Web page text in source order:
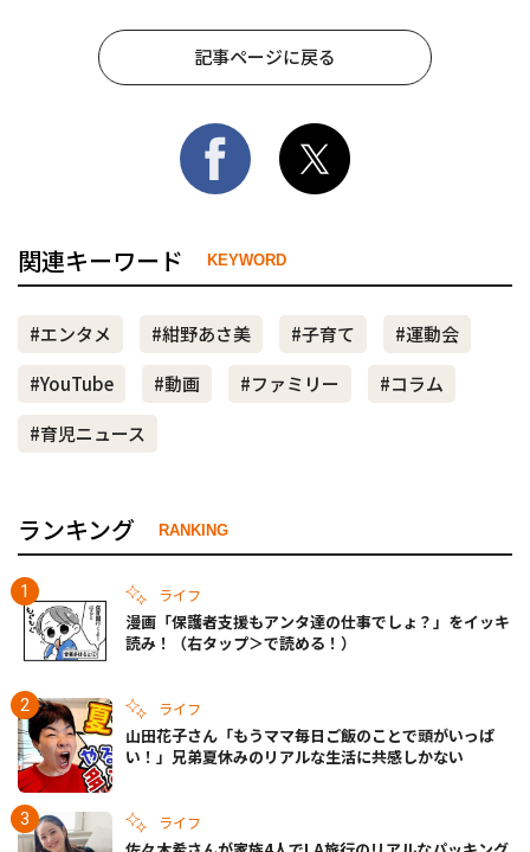
記事ページに戻る
関連キーワード KEYWORD
#エンタメ #紺野あさ美 #子育て
#運動会
#YouTube
#動画 #ファミリー
#コラム
#育児ニュース
ランキング RANKING
ライフ
漫画「保護者支援もアンタ達の仕事でしょ？」をイッキ
読み！（右タップ＞で読める！）
ライフ
山田花子さん「もうママ毎日ご飯のことで頭がいっぱ
い！」兄弟夏休みのリアルな生活に共感しかない
ライフ